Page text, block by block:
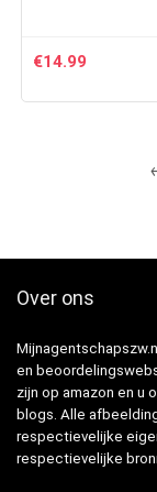
€14.99
Over ons
en
zijn op amazon en u
blogs. Alle
respectievelijke
respectievelijke